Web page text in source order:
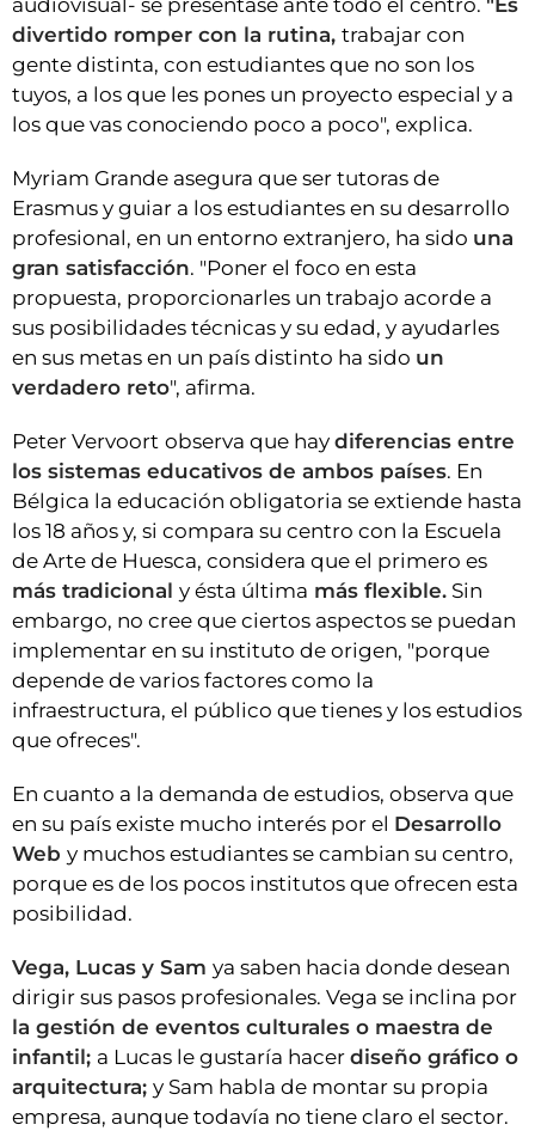
audiovisual- se presentase ante todo el centro. "Es
divertido romper con la rutina, trabajar con
gente distinta, con estudiantes que no son los
tuyos, a los que les pones un proyecto especial y a
los que vas conociendo poco a poco", explica.
Myriam Grande asegura que ser tutoras de
Erasmus y guiar a los estudiantes en su desarrollo
profesional, en un entorno extranjero, ha sido una
gran satisfacción. "Poner el foco en esta
propuesta, proporcionarles un trabajo acorde a
sus posibilidades técnicas y su edad, y ayudarles
en sus metas en un país distinto ha sido un
verdadero reto", afirma.
Peter Vervoort observa que hay diferencias entre
los sistemas educativos de ambos países. En
Bélgica la educación obligatoria se extiende hasta
los 18 años y, si compara su centro con la Escuela
de Arte de Huesca, considera que el primero es
más tradicional y ésta última más flexible. Sin
embargo, no cree que ciertos aspectos se puedan
implementar en su instituto de origen, "porque
depende de varios factores como la
infraestructura, el público que tienes y los estudios
que ofreces".
En cuanto a la demanda de estudios, observa que
en su país existe mucho interés por el Desarrollo
Web y muchos estudiantes se cambian su centro,
porque es de los pocos institutos que ofrecen esta
posibilidad.
Vega, Lucas y Sam ya saben hacia donde desean
dirigir sus pasos profesionales. Vega se inclina por
la gestión de eventos culturales o maestra de
infantil; a Lucas le gustaría hacer diseño gráfico o
arquitectura; y Sam habla de montar su propia
empresa, aunque todavía no tiene claro el sector.